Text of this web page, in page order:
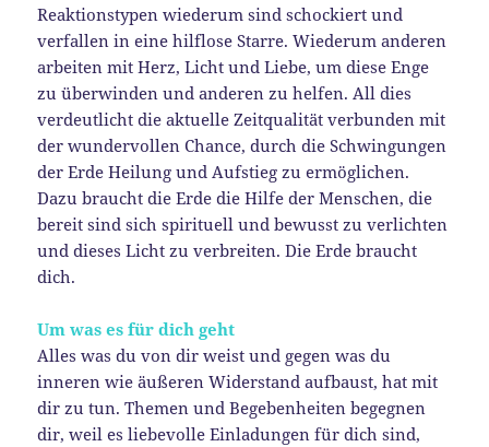
Reaktionstypen wiederum sind schockiert und
verfallen in eine hilflose Starre. Wiederum anderen
arbeiten mit Herz, Licht und Liebe, um diese Enge
zu überwinden und anderen zu helfen. All dies
verdeutlicht die aktuelle Zeitqualität verbunden mit
der wundervollen Chance, durch die Schwingungen
der Erde Heilung und Aufstieg zu ermöglichen.
Dazu braucht die Erde die Hilfe der Menschen, die
bereit sind sich spirituell und bewusst zu verlichten
und dieses Licht zu verbreiten. Die Erde braucht
dich.
Um was es für dich geht
Alles was du von dir weist und gegen was du
inneren wie äußeren Widerstand aufbaust, hat mit
dir zu tun. Themen und Begebenheiten begegnen
dir, weil es liebevolle Einladungen für dich sind,